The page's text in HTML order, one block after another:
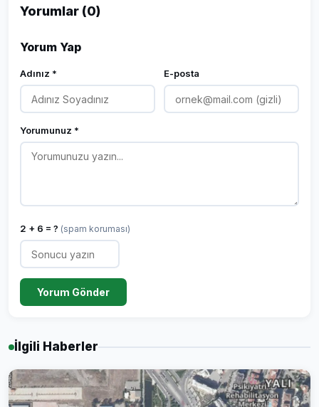
Yorumlar (0)
Yorum Yap
Adınız * E-posta
Yorumunuz *
2 + 6 = ? (spam koruması)
Yorum Gönder
İlgili Haberler